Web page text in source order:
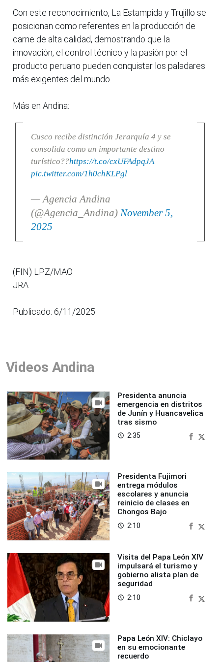
Con este reconocimiento, La Estampida y Trujillo se
posicionan como referentes en la producción de
carne de alta calidad, demostrando que la
innovación, el control técnico y la pasión por el
producto peruano pueden conquistar los paladares
más exigentes del mundo.
Más en Andina:
Cusco recibe distinción Jerarquía 4 y se
consolida como un importante destino
turístico??https://t.co/cxUFAdpqJA
pic.twitter.com/1h0chKLPgl
— Agencia Andina
(@Agencia_Andina) November 5,
2025
(FIN) LPZ/MAO
JRA
Publicado: 6/11/2025
Videos Andina
Presidenta anuncia
emergencia en distritos
de Junín y Huancavelica
tras sismo
access_time 2:35
Presidenta Fujimori
entrega módulos
escolares y anuncia
reinicio de clases en
Chongos Bajo
access_time 2:10
Visita del Papa León XIV
impulsará el turismo y
gobierno alista plan de
seguridad
access_time 2:10
Papa León XIV: Chiclayo
en su emocionante
recuerdo